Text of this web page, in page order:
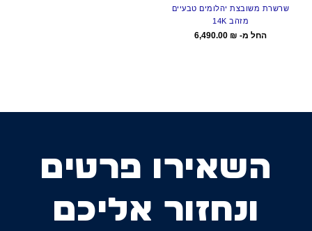
שרשרת משובצת יהלומים טבעיים
מזהב 14K
החל מ- 6,490.00 ₪
השאירו פרטים
ונחזור אליכם